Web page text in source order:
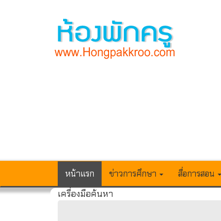
หน้าแรก ข่าวการศึกษา สื่อการสอน
เครื่องมือค้นหา